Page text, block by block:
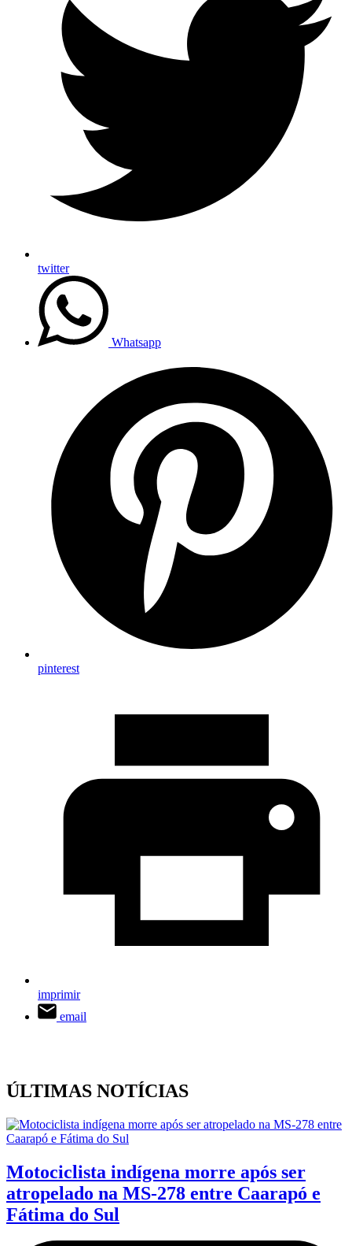
twitter
Whatsapp
pinterest
imprimir
email
ÚLTIMAS NOTÍCIAS
Motociclista indígena morre após ser
atropelado na MS-278 entre Caarapó e
Fátima do Sul